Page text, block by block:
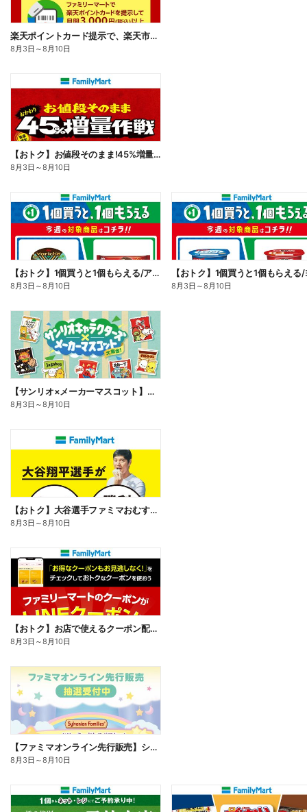
楽天ポイントカード提示で、楽天市場でのお買い物がおトクに!
8月3日 ～8月10日
【おトク】お値段そのまま!45%増量作戦!
8月3日 ～8月10日
【おトク】1個買うと1個もらえる/アイス
8月3日 ～8月10日 8月3日 ～8月10日
【サンリオ×メーカーマスコット】オリジナルグッズ貰える!
8月3日 ～8月10日
【おトク】大谷選手ファミマおむすび割
8月3日 ～8月10日
【おトク】お店で使えるクーポン配信中
8月3日 ～8月10日
【ファミマオンライン先行販売】シルバニアファミリー
8月3日 ～8月10日